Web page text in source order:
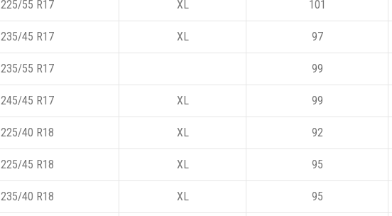
225/55 R17 XL 101
235/45 R17 XL 97
235/55 R17 99
245/45 R17 XL 99
225/40 R18 XL 92
225/45 R18 XL 95
235/40 R18 XL 95